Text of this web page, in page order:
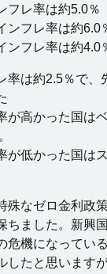
フレ率は約5.0％
ンフレ率は約6.0
ンフレ率は約4.0
率は約2.5％で、
が高かった国は
が低かった国は
殊なゼロ金利政
ちました。新興
危機になってい
したと思います